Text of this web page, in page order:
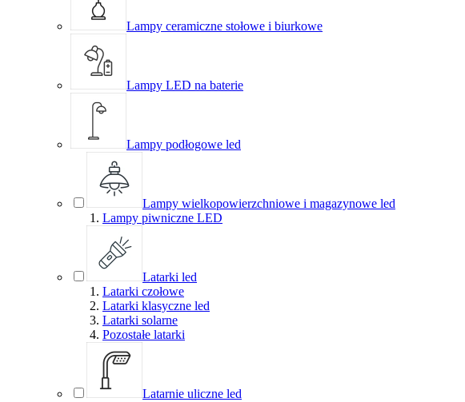
Lampy ceramiczne stołowe i biurkowe
Lampy LED na baterie
Lampy podłogowe led
Lampy wielkopowierzchniowe i magazynowe led
Lampy piwniczne LED
Latarki led
Latarki czołowe
Latarki klasyczne led
Latarki solarne
Pozostałe latarki
Latarnie uliczne led